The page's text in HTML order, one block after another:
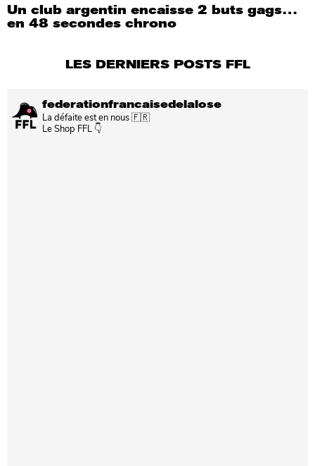
Un club argentin encaisse 2 buts gags…
en 48 secondes chrono
LES DERNIERS POSTS FFL
federationfrancaisedelalose
La défaite est en nous 🇫🇷
Le Shop FFL 👇